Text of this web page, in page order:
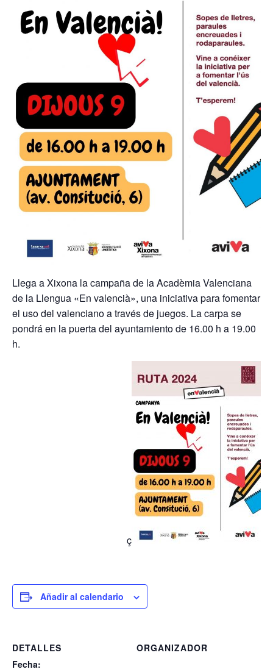
Llega a Xixona la campaña de la Acadèmia Valenciana
de la Llengua «En valencià», una iniciativa para fomentar
el uso del valenciano a través de juegos. La carpa se
pondrá en la puerta del ayuntamiento de 16.00 h a 19.00
h.
ç
Añadir al calendario
DETALLES
Fecha:
ORGANIZADOR